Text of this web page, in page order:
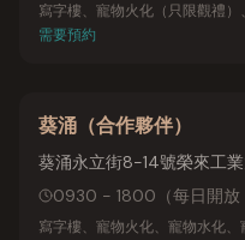
寫字樓、寵物火化（只限觀禮
需要預約
葵涌（合作夥伴）
葵涌永立街8-14號榮來工
0930 - 1800 （每日開放
寫字樓、寵物火化、寵物水化、